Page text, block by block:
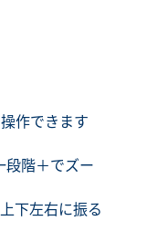
作できます
階＋でズー
下左右に振る